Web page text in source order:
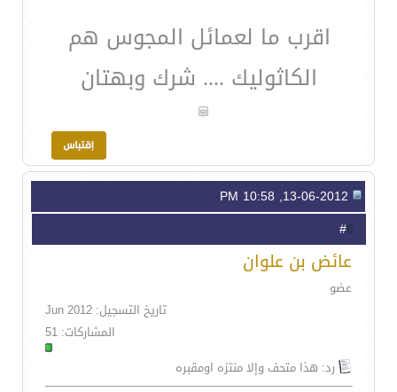
اقرب ما لعمائل المجوس هم
الكاثوليك .... شرك وبهتان
6
عائض بن علوان
عضو
تاريخ التسجيل: Jun 2012
المشاركات: 51
رد: هذا متحف وإلا منتزه اومقبره